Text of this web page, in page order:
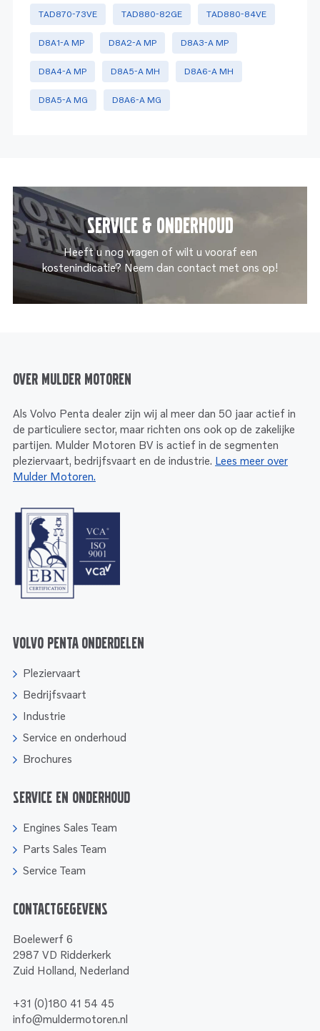
TAD870-73VE TAD880-82GE TAD880-84VE
D8A1-A MP D8A2-A MP D8A3-A MP
D8A4-A MP D8A5-A MH D8A6-A MH
D8A5-A MG D8A6-A MG
Service & onderhoud
Heeft u nog vragen of wilt u vooraf een
kostenindicatie? Neem dan contact met ons op!
Over Mulder Motoren
Als Volvo Penta dealer zijn wij al meer dan 50 jaar actief in
de particuliere sector, maar richten ons ook op de zakelijke
partijen. Mulder Motoren BV is actief in de segmenten
pleziervaart, bedrijfsvaart en de industrie. Lees meer over
Mulder Motoren.
Volvo Penta onderdelen
Pleziervaart
Bedrijfsvaart
Industrie
Service en onderhoud
Brochures
Service en onderhoud
Engines Sales Team
Parts Sales Team
Service Team
Contactgegevens
Boelewerf 6
2987 VD Ridderkerk
Zuid Holland, Nederland
+31 (0)180 41 54 45
info@muldermotoren.nl